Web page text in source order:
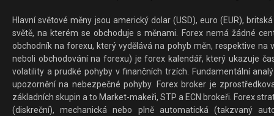
Hlavní světové měny jsou americký dolar (USD), euro (EUR),
světě, na kterém se obchoduje s měnami. Forex nemá žádné
obchodník na forexu, který vydělává na pohyb měn, respektive
neboli obchodování na forexu) je forex kalendář, který ukazuje
volatility a prudké pohyby v finančních trzích. Fundamentální
upozornění na nebezpečné pohyby. Forex broker je
základních skupin a to Market-makeři, STP a ECN brokeři. Forex
(diskreční), mechanická nebo plně automatická (takzvaný